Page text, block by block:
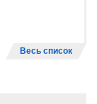
Весь список